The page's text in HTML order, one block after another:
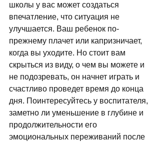
школы у вас может создаться
впечатление, что ситуация не
улучшается. Ваш ребенок по-
прежнему плачет или капризничает,
когда вы уходите. Но стоит вам
скрыться из виду, о чем вы можете и
не подозревать, он начнет играть и
счастливо проведет время до конца
дня. Поинтересуйтесь у воспитателя,
заметно ли уменьшение в глубине и
продолжительности его
эмоциональных переживаний после